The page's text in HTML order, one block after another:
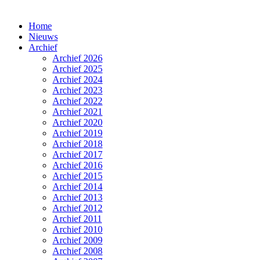
Home
Nieuws
Archief
Archief 2026
Archief 2025
Archief 2024
Archief 2023
Archief 2022
Archief 2021
Archief 2020
Archief 2019
Archief 2018
Archief 2017
Archief 2016
Archief 2015
Archief 2014
Archief 2013
Archief 2012
Archief 2011
Archief 2010
Archief 2009
Archief 2008